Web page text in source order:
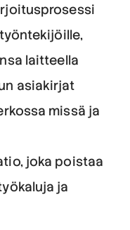
laitteella
asiakirjat
missä ja
joka poistaa
ja